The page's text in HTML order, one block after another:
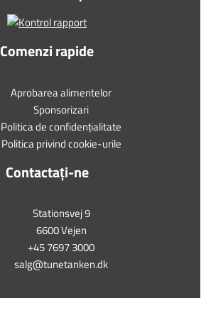
Comenzi rapide
Aprobarea alimentelor
Sponsorizari
Politica de confidențialitate
Politica privind cookie-urile
Contactați-ne
Stationsvej 9
6600 Vejen
+45 7697 3000
salg@tunetanken.dk